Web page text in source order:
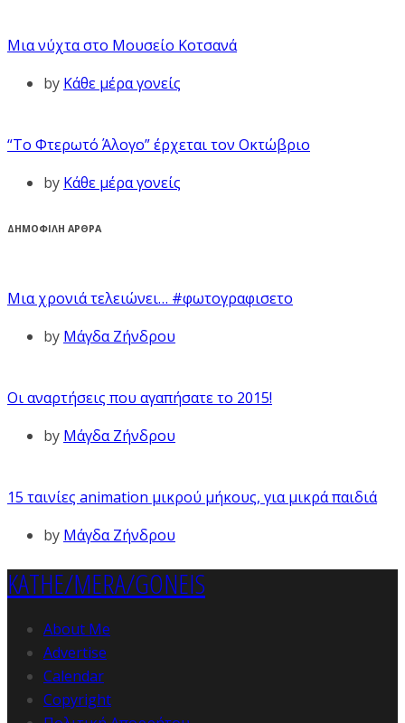
Μια νύχτα στο Μουσείο Κοτσανά
by Κάθε μέρα γονείς
“Το Φτερωτό Άλογο” έρχεται τον Οκτώβριο
by Κάθε μέρα γονείς
ΔΗΜΟΦΙΛΗ ΑΡΘΡΑ
Μια χρονιά τελειώνει… #φωτογραφισετο
by Μάγδα Ζήνδρου
Οι αναρτήσεις που αγαπήσατε το 2015!
by Μάγδα Ζήνδρου
15 ταινίες animation μικρού μήκους, για μικρά παιδιά
by Μάγδα Ζήνδρου
KATHE/MERA/GONEIS
About Me
Advertise
Calendar
Copyright